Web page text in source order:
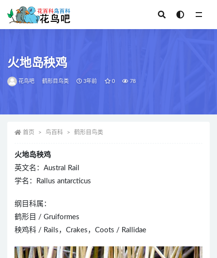
火地岛秧鸡
花鸟吧 鹤形目鸟类 3年前 0 78
首页 鸟百科 鹤形目鸟类
火地岛秧鸡
英文名：Austral Rail
学名：Rallus antarcticus
纲目科属：
鹤形目 / Gruiformes
秧鸡科 / Rails，Crakes，Coots / Rallidae